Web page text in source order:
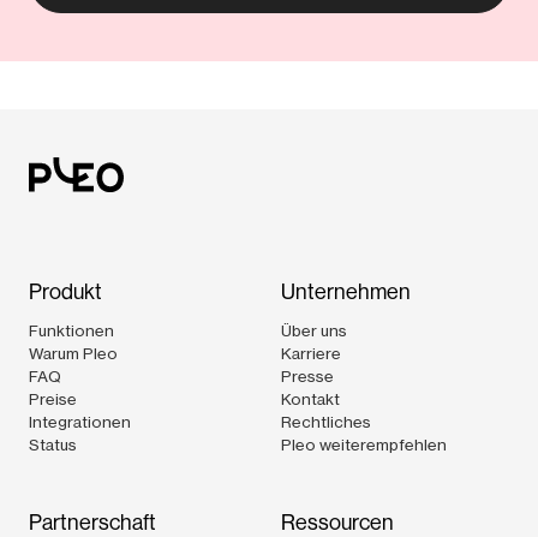
Produkt
Funktionen
Warum Pleo
FAQ
Preise
Integrationen
Status
Unternehmen
Über uns
Karriere
Presse
Kontakt
Rechtliches
Pleo weiterempfehlen
Partnerschaft Ressourcen